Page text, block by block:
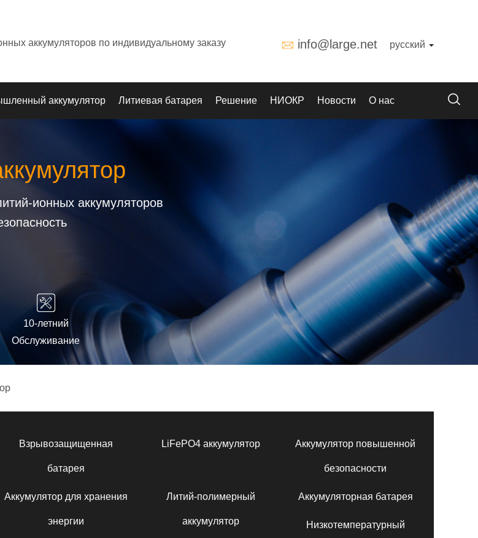
аккумуляторов по индивидуальному заказу info@large.net русский
аккумулятор Литиевая батарея Решение НИОКР Новости О нас
ионных аккумуляторов
10-летний
Обслуживание
Взрывозащищенная
батарея
LiFePO4 аккумулятор Аккумулятор повышенной
безопасности
Аккумулятор для хранения
энергии
Литий-полимерный
аккумулятор
Аккумуляторная батарея
Низкотемпературный